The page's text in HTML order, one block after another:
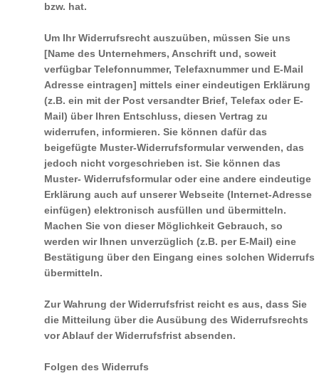
bzw. hat.
Um Ihr Widerrufsrecht auszuüben, müssen Sie uns
[Name des Unternehmers, Anschrift und, soweit
verfügbar Telefonnummer, Telefaxnummer und E-Mail
Adresse eintragen] mittels einer eindeutigen Erklärung
(z.B. ein mit der Post versandter Brief, Telefax oder E-
Mail) über Ihren Entschluss, diesen Vertrag zu
widerrufen, informieren. Sie können dafür das
beigefügte Muster-Widerrufsformular verwenden, das
jedoch nicht vorgeschrieben ist. Sie können das
Muster- Widerrufsformular oder eine andere eindeutige
Erklärung auch auf unserer Webseite (Internet-Adresse
einfügen) elektronisch ausfüllen und übermitteln.
Machen Sie von dieser Möglichkeit Gebrauch, so
werden wir Ihnen unverzüglich (z.B. per E-Mail) eine
Bestätigung über den Eingang eines solchen Widerrufs
übermitteln.
Zur Wahrung der Widerrufsfrist reicht es aus, dass Sie
die Mitteilung über die Ausübung des Widerrufsrechts
vor Ablauf der Widerrufsfrist absenden.
Folgen des Widerrufs